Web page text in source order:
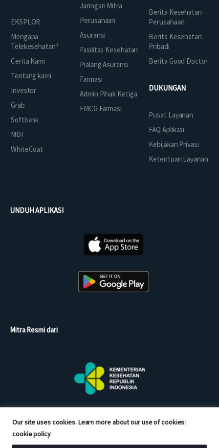
Our site uses cookies. Learn more about our use of cookies:
cookie policy
EKSPLOR
Mengapa
Telekesehatan?
Cerita Kami
Tentang kami
Investor
Grab
Softbank
MDI
WhiteCoat
Jaringan Mitra
Perusahaan
Asuransi
Fasilitas Kesehatan
Pialang Asuransi
Farmasi
Admin Pihak Ketiga
FMCG Farmasi
Berita Kesehatan
Perusahaan
Berita Kesehatan
Pribadi
Berita Good Doctor
DUKUNGAN
Pusat Layanan
FAQ Aplikasi
Kebijakan Privasi
Ketentuan Layanan
UNDUH APLIKASI
Mitra Resmi dari